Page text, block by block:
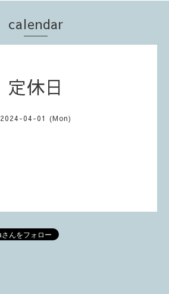
calendar
定休日
2024-04-01 (Mon)